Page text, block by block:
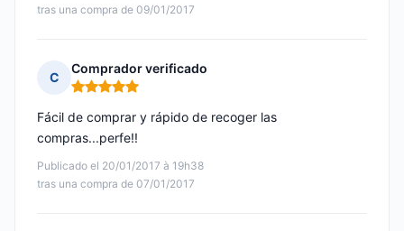
tras una compra de 09/01/2017
C
Comprador verificado
Nota: 5 de 5
Publicado el 20/01/2017 à 19h38
tras una compra de 07/01/2017
Fácil de comprar y rápido de recoger las
compras...perfe!!